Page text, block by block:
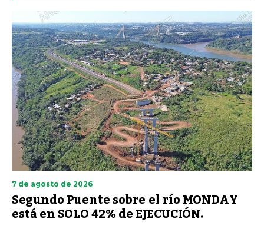
7 de agosto de 2026
Segundo Puente sobre el río MONDAY
está en SOLO 42% de EJECUCIÓN.